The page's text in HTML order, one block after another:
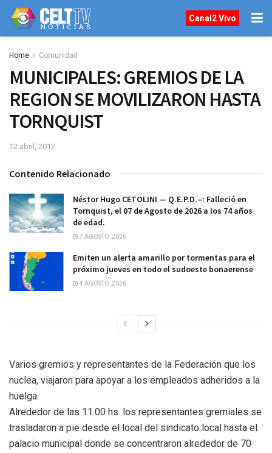
Canal2 Vivo
Home Comunidad
MUNICIPALES: GREMIOS DE LA
REGION SE MOVILIZARON HASTA
TORNQUIST
12 abril, 2012
Contenido Relacionado
Néstor Hugo CETOLINI — Q.E.P.D.–: Falleció en
Tornquist, el 07 de Agosto de 2026 a los 74 años
de edad.
7 AGOSTO, 2026
Emiten un alerta amarillo por tormentas para el
próximo jueves en todo el sudoeste bonaerense
4 AGOSTO, 2026
Varios gremios y representantes de la Federación que los
nuclea, viajaron para apoyar a los empleados adheridos a la
huelga.
Alrededor de las 11.00 hs. los representantes gremiales se
trasladaron a pie desde el local del sindicato local hasta el
palacio municipal donde se concentraron alrededor de 70